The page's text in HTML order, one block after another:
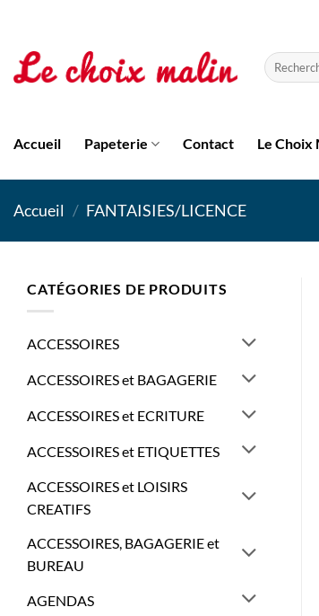
contenu
Recherche
pour :
Accueil Papeterie Contact Le
Accueil / FANTAISIES/LICENCE
CATÉGORIES DE PRODUITS
ACCESSOIRES
ACCESSOIRES et BAGAGERIE
ACCESSOIRES et ECRITURE
ACCESSOIRES et ETIQUETTES
ACCESSOIRES et LOISIRS
CREATIFS
ACCESSOIRES, BAGAGERIE et
BUREAU
AGENDAS